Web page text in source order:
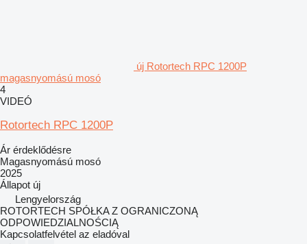
új Rotortech RPC 1200P
magasnyomású mosó
4
VIDEÓ
Rotortech RPC 1200P
Ár érdeklődésre
Magasnyomású mosó
2025
Állapot új
Lengyelország
ROTORTECH SPÓŁKA Z OGRANICZONĄ
ODPOWIEDZIALNOŚCIĄ
Kapcsolatfelvétel az eladóval